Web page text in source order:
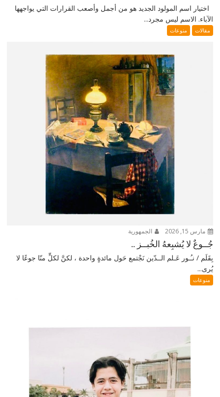
اختيار اسم المولود الجديد هو من أجمل وأصعب القرارات التي يواجهها
الآباء. الاسم ليس مجرد...
مقالات منوعات
مارس 15, 2026 الجمهورية
جُــوعٌ لا يُشبِعهُ الخُبــز ..
بِقَلَم / نـُـور عَـلم الــدّين نَجْتمع حَول مائدةٍ واحدة ، لكنَّ لكلٍّ منّا جوعًا لا
يُرى...
منوعات